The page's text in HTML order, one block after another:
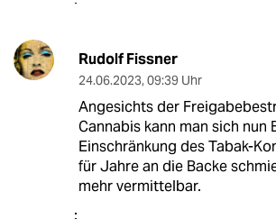
Rudolf Fissner
24.06.2023, 09:39 Uhr
Angesichts der
Cannabis kann man sich nun
Einschränkung des Tabak-
für Jahre an die Backe
mehr vermittelbar.